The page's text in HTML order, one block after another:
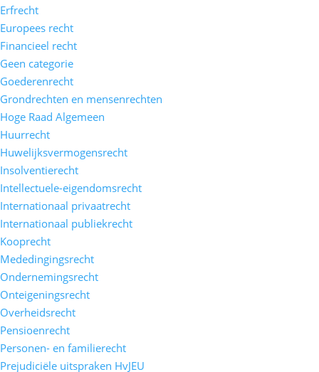
Erfrecht
Europees recht
Financieel recht
Geen categorie
Goederenrecht
Grondrechten en mensenrechten
Hoge Raad Algemeen
Huurrecht
Huwelijksvermogensrecht
Insolventierecht
Intellectuele-eigendomsrecht
Internationaal privaatrecht
Internationaal publiekrecht
Kooprecht
Mededingingsrecht
Ondernemingsrecht
Onteigeningsrecht
Overheidsrecht
Pensioenrecht
Personen- en familierecht
Prejudiciële uitspraken HvJEU